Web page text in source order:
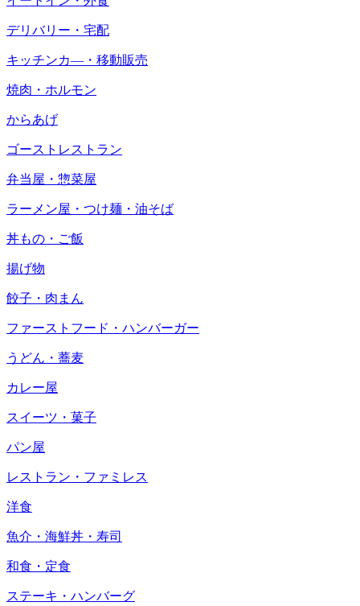
デリバリー・宅配
キッチンカ―・移動販売
焼肉・ホルモン
からあげ
ゴーストレストラン
弁当屋・惣菜屋
ラーメン屋・つけ麺・油そば
丼もの・ご飯
揚げ物
餃子・肉まん
ファーストフード・ハンバーガー
うどん・蕎麦
カレー屋
スイーツ・菓子
パン屋
レストラン・ファミレス
洋食
魚介・海鮮丼・寿司
和食・定食
ステーキ・ハンバーグ